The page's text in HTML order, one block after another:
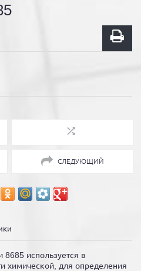
СЛЕДУЮЩИЙ
используется в
химической, для определения